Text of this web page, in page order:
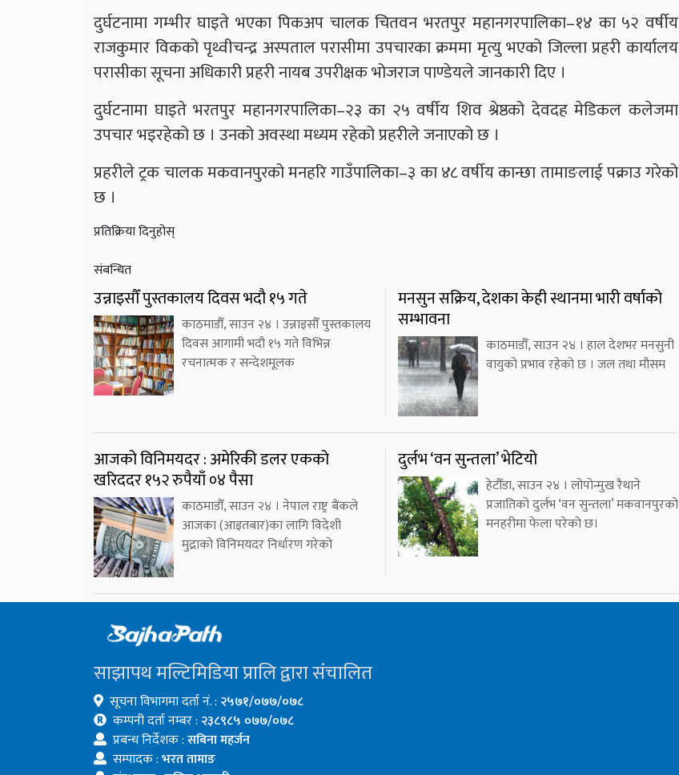
दुर्घटनामा गम्भीर घाइते भएका पिकअप चालक चितवन भरतपुर महानगरपालिका–१४ का ५२ वर्षीय
राजकुमार विकको पृथ्वीचन्द्र अस्पताल परासीमा उपचारका क्रममा मृत्यु भएको जिल्ला प्रहरी कार्यालय
परासीका सूचना अधिकारी प्रहरी नायब उपरीक्षक भोजराज पाण्डेयले जानकारी दिए ।
दुर्घटनामा घाइते भरतपुर महानगरपालिका–२३ का २५ वर्षीय शिव श्रेष्ठको देवदह मेडिकल कलेजमा
उपचार भइरहेको छ । उनको अवस्था मध्यम रहेको प्रहरीले जनाएको छ ।
प्रहरीले ट्रक चालक मकवानपुरको मनहरि गाउँपालिका–३ का ४८ वर्षीय कान्छा तामाङलाई पक्राउ गरेको
छ ।
प्रतिक्रिया दिनुहोस्
संबन्धित
उन्नाइसौँ पुस्तकालय दिवस भदौ १५ गते
काठमाडौँ, साउन २४ । उन्नाइसौँ पुस्तकालय
दिवस आगामी भदौ १५ गते विभिन्न
रचनात्मक र सन्देशमूलक
मनसुन सक्रिय, देशका केही स्थानमा भारी वर्षाको
सम्भावना
काठमाडौँ, साउन २४ । हाल देशभर मनसुनी
वायुको प्रभाव रहेको छ । जल तथा मौसम
आजको विनिमयदर : अमेरिकी डलर एकको
खरिददर १५२ रुपैयाँ ०४ पैसा
काठमाडौँ, साउन २४ । नेपाल राष्ट्र बैंकले
आजका (आइतबार)का लागि विदेशी
मुद्राको विनिमयदर निर्धारण गरेको
दुर्लभ ‘वन सुन्तला’ भेटियो
हेटौँडा, साउन २४ । लोपोन्मुख रैथाने
प्रजातिको दुर्लभ ‘वन सुन्तला’ मकवानपुरको
मनहरीमा फेला परेको छ।
साझापथ मल्टिमिडिया प्रालि द्वारा संचालित
सूचना विभागमा दर्ता नं. : २५७१/०७७/०७८
कम्पनी दर्ता नम्बर : २३८९८५ ०७७/०७८
प्रबन्ध निर्देशक :सबिना महर्जन
सम्पादक :भरत तामाङ